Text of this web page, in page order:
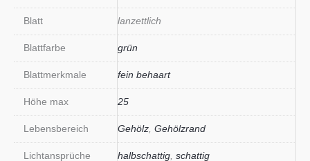
Blatt lanzettlich
Blattfarbe grün
Blattmerkmale fein behaart
Höhe max 25
Lebensbereich Gehölz Gehölzrand
Lichtansprüche halbschattig schattig